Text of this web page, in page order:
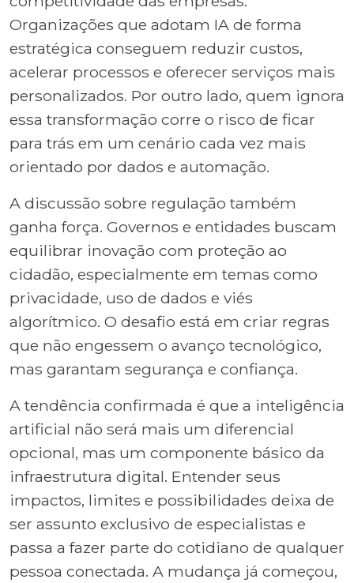
Organizações que adotam IA de forma
estratégica conseguem reduzir custos,
acelerar processos e oferecer serviços mais
personalizados. Por outro lado, quem ignora
essa transformação corre o risco de ficar
para trás em um cenário cada vez mais
orientado por dados e automação.
A discussão sobre regulação também
ganha força. Governos e entidades buscam
equilibrar inovação com proteção ao
cidadão, especialmente em temas como
privacidade, uso de dados e viés
algorítmico. O desafio está em criar regras
que não engessem o avanço tecnológico,
mas garantam segurança e confiança.
A tendência confirmada é que a inteligência
artificial não será mais um diferencial
opcional, mas um componente básico da
infraestrutura digital. Entender seus
impactos, limites e possibilidades deixa de
ser assunto exclusivo de especialistas e
passa a fazer parte do cotidiano de qualquer
pessoa conectada. A mudança já começou,